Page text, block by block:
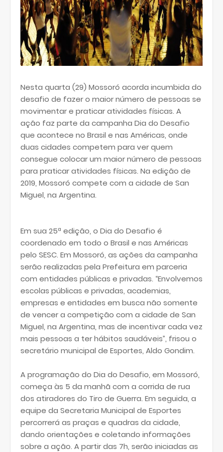
Nesta quarta (29) Mossoró acorda incumbida do
desafio de fazer o maior número de pessoas se
movimentar e praticar atividades físicas. A
ação faz parte da campanha Dia do Desafio
que acontece no Brasil e nas Américas, onde
duas cidades competem para ver quem
consegue colocar um maior número de pessoas
para praticar atividades físicas. Na edição de
2019, Mossoró compete com a cidade de San
Miguel, na Argentina.
Em sua 25ª edição, o Dia do Desafio é
coordenado em todo o Brasil e nas Américas
pelo SESC. Em Mossoró, as ações da campanha
serão realizadas pela Prefeitura em parceria
com entidades públicas e privadas. “Envolvemos
escolas públicas e privadas, academias,
empresas e entidades em busca não somente
de vencer a competição com a cidade de San
Miguel, na Argentina, mas de incentivar cada vez
mais pessoas a ter hábitos saudáveis”, frisou o
secretário municipal de Esportes, Aldo Gondim.
A programação do Dia do Desafio, em Mossoró,
começa às 5 da manhã com a corrida de rua
dos atiradores do Tiro de Guerra. Em seguida, a
equipe da Secretaria Municipal de Esportes
percorrerá as praças e quadras da cidade,
dando orientações e coletando informações
sobre a ação. A partir das 7h, serão iniciadas as